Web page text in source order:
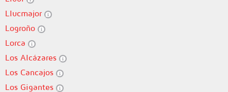
Llucmajor
Logroño
Lorca
Los Alcázares
Los Cancajos
Los Gigantes